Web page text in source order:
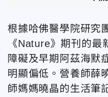
根據哈佛醫學院研究
《Nature》期刊的最
障礙及早期阿茲海默
明顯偏低。營養師薛
師媽媽曉晶的生活筆